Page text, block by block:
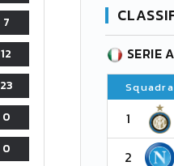
7
12
23
0
0
CLASSIFICA
38
SERIE A
Squadra
1
2